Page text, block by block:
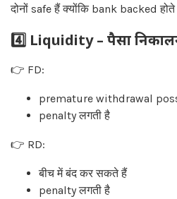
दोनों safe हैं क्योंकि bank backed
4️⃣ Liquidity – पैसा
👉 FD:
premature withdrawal
penalty लगती है
👉 RD:
बीच में बंद कर सकते हैं
penalty लगती है